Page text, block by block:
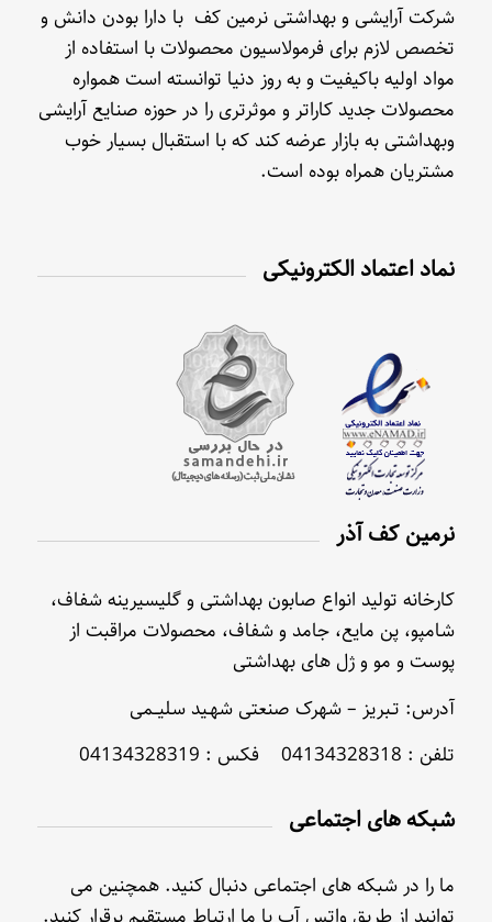
شرکت آرایشی و بهداشتی نرمین کف با دارا بودن دانش و
تخصص لازم برای فرمولاسیون محصولات با استفاده از
مواد اولیه باکیفیت و به روز دنیا توانسته است همواره
محصولات جدید کاراتر و موثرتری را در حوزه صنایع آرایشی
وبهداشتی به بازار عرضه کند که با استقبال بسیار خوب
مشتریان همراه بوده است.
نماد اعتماد الکترونیکی
نرمین کف آذر
کارخانه تولید انواع صابون بهداشتی و گلیسیرینه شفاف،
شامپو، پن مایع، جامد و شفاف، محصولات مراقبت از
پوست و مو و ژل های بهداشتی
آدرس: تـبریز – شهرک صنعتی شهـید سلیــمی
تلفن : 04134328318 فکس : 04134328319
شبکه های اجتماعی
ما را در شبکه های اجتماعی دنبال کنید. همچنین می